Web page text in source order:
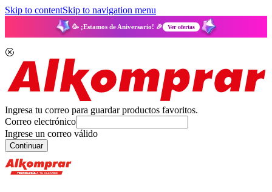
Skip to contentSkip to navigation menu
🥳 ¡Estamos de Aniversario! 🎉 Ver ofertas
Ingresa tu correo para guardar productos favoritos.
Correo electrónico
Ingrese un correo válido
Continuar